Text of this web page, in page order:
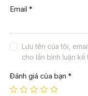
Email *
Lưu tên của tôi,
cho lần bình luận kế
Đánh giá của bạn *